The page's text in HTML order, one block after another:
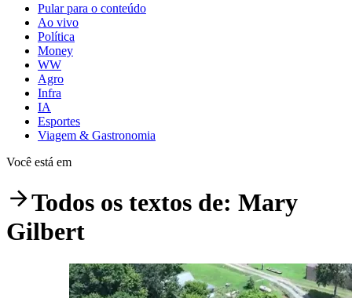
Pular para o conteúdo
Ao vivo
Política
Money
WW
Agro
Infra
IA
Esportes
Viagem & Gastronomia
Você está em
Todos os textos de: Mary
Gilbert